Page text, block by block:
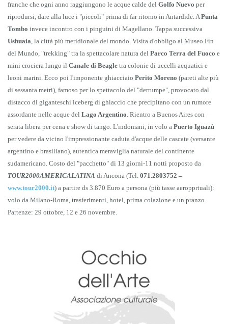
franche che ogni anno raggiungono le acque calde del Golfo Nuevo per
riprodursi, dare alla luce i "piccoli" prima di far ritorno in Antardide. APunta
Tombo invece incontro con i pinguini di Magellano. Tappa successiva
Ushuaia, la città più meridionale del mondo. Visita d'obbligo al Museo Fin
del Mundo, "trekking" tra la spettacolare natura del Parco Terra del Fuoco e
mini crociera lungo il Canale di Beagle tra colonie di uccelli acquatici e
leoni marini. Ecco poi l'imponente ghiacciaio Perito Moreno (pareti alte più
di sessanta metri), famoso per lo spettacolo del "derrumpe", provocato dal
distacco di giganteschi iceberg di ghiaccio che precipitano con un rumore
assordante nelle acque del Lago Argentino. Rientro a Buenos Aires con
serata libera per cena e show di tango. L'indomani, in volo a Puerto Iguazù
per vedere da vicino l'impressionante caduta d'acque delle cascate (versante
argentino e brasiliano), autentica meraviglia naturale del continente
sudamericano. Costo del "pacchetto" di 13 giorni-11 notti proposto da
TOUR2000AMERICALATINA di Ancona (Tel. 071.2803752 –
www.tour2000.it) a partire ds 3.870 Euro a persona (più tasse aeropprtuali):
volo da Milano-Roma, trasferimenti, hotel, prima colazione e un pranzo.
Partenze: 29 ottobre, 12 e 26 novembre.